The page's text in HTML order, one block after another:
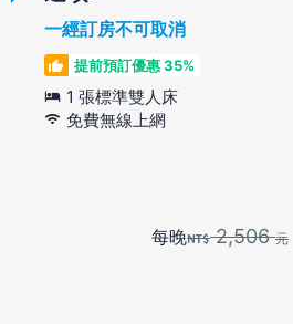
一經訂房不可取消
提前預訂優惠 35%
1 張標準雙人床
免費無線上網
每晚 2,506元